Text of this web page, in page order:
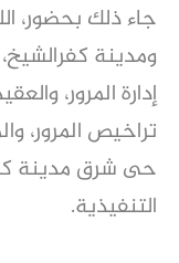
جاء ذلك بحضور،
ومدينة
إدارة المرور،
تراخيص المرور،
حى شرق مدينة
التنفيذية.